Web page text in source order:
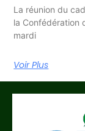
La réunion du
la Confédération
mardi
Voir Plus